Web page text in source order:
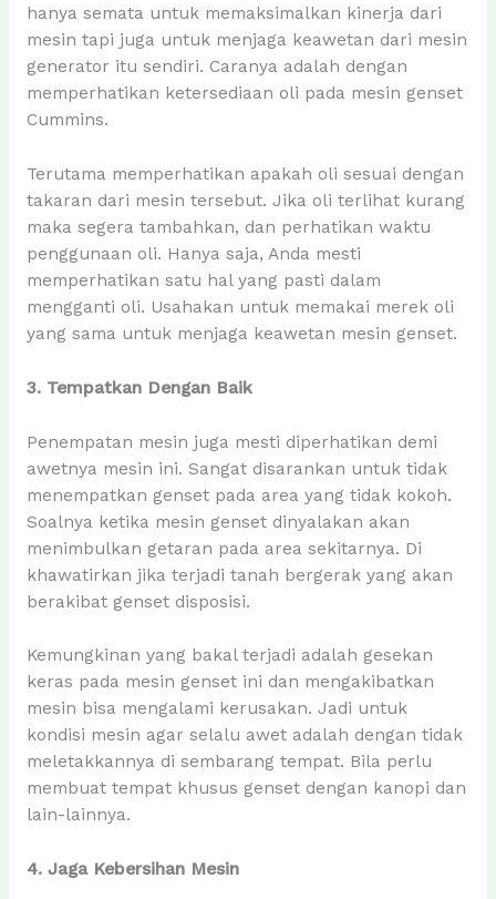
hanya semata untuk memaksimalkan kinerja dari
mesin tapi juga untuk menjaga keawetan dari mesin
generator itu sendiri. Caranya adalah dengan
memperhatikan ketersediaan oli pada mesin genset
Cummins.
Terutama memperhatikan apakah oli sesuai dengan
takaran dari mesin tersebut. Jika oli terlihat kurang
maka segera tambahkan, dan perhatikan waktu
penggunaan oli. Hanya saja, Anda mesti
memperhatikan satu hal yang pasti dalam
mengganti oli. Usahakan untuk memakai merek oli
yang sama untuk menjaga keawetan mesin genset.
3. Tempatkan Dengan Baik
Penempatan mesin juga mesti diperhatikan demi
awetnya mesin ini. Sangat disarankan untuk tidak
menempatkan genset pada area yang tidak kokoh.
Soalnya ketika mesin genset dinyalakan akan
menimbulkan getaran pada area sekitarnya. Di
khawatirkan jika terjadi tanah bergerak yang akan
berakibat genset disposisi.
Kemungkinan yang bakal terjadi adalah gesekan
keras pada mesin genset ini dan mengakibatkan
mesin bisa mengalami kerusakan. Jadi untuk
kondisi mesin agar selalu awet adalah dengan tidak
meletakkannya di sembarang tempat. Bila perlu
membuat tempat khusus genset dengan kanopi dan
lain-lainnya.
4. Jaga Kebersihan Mesin